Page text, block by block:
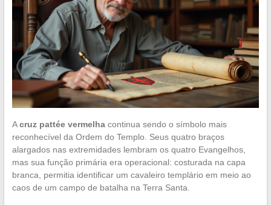
Acruz pattée vermelhacontinua sendo o símbolo mais
reconhecível da Ordem do Templo. Seus quatro braços
alargados nas extremidades lembram os quatro Evangelhos,
mas sua função primária era operacional: costurada na capa
branca, permitia identificar um cavaleiro templário em meio ao
caos de um campo de batalha na Terra Santa.